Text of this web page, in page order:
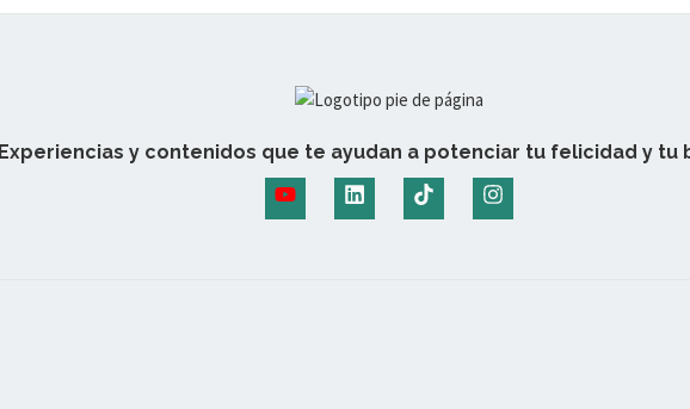
Experiencias y contenidos que te ayudan a potenciar tu felicidad y tu